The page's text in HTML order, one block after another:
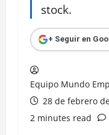
stock.
+ Seguir en
Equipo Mundo
28 de febrero
2 minutes read